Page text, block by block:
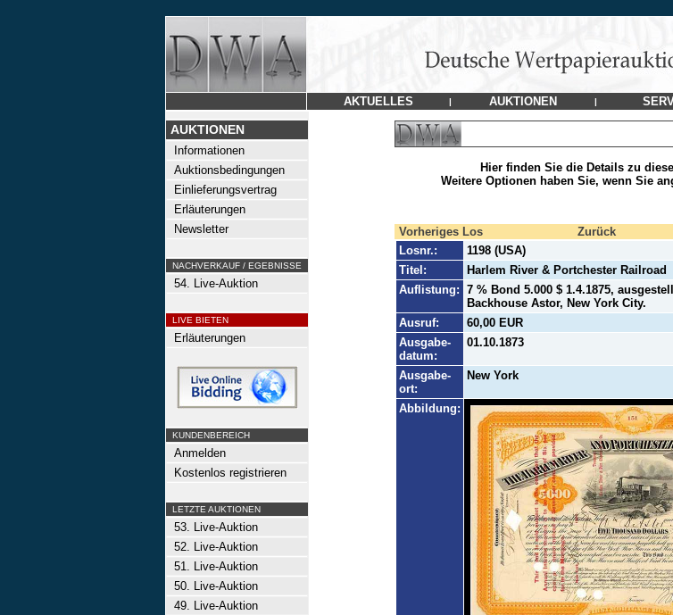
AKTUELLES | AUKTIONEN |
AUKTIONEN
Informationen
Auktionsbedingungen
Einlieferungsvertrag
Erläuterungen
Newsletter
NACHVERKAUF / EGEBNISSE
54. Live-Auktion
LIVE BIETEN
Erläuterungen
KUNDENBEREICH
Anmelden
Kostenlos registrieren
LETZTE AUKTIONEN
53. Live-Auktion
52. Live-Auktion
51. Live-Auktion
50. Live-Auktion
49. Live-Auktion
Hier finden Sie die Details zu
Weitere Optionen haben Sie, wenn Sie
Vorheriges Los Zurück
Losnr.:
1198 (USA)
Titel:
Harlem River & Portchester Railroad
Auflistung: 7 % Bond 5.000 $ 1.4.1875,
Backhouse Astor, New York City.
Ausruf:
60,00 EUR
Ausgabe-
datum:
01.10.1873
Ausgabe-
ort:
New York
Abbildung: